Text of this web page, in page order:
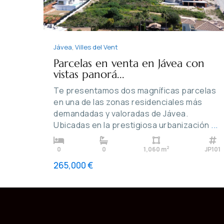
Jávea, Villes del Vent
Parcelas en venta en Jávea con
vistas panorá...
Te presentamos dos magníficas parcelas
en una de las zonas residenciales más
demandadas y valoradas de Jávea.
Ubicadas en la prestigiosa urbanización ...
0 0 1,060 m2 JP101
265,000 €